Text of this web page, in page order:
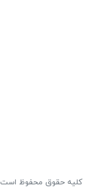
کلیه حقوق محفوظ است ۱۴۰۵ نماشا